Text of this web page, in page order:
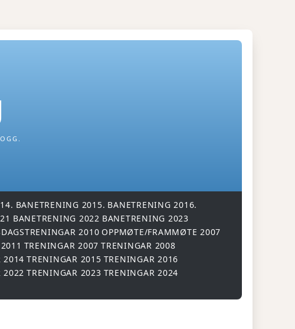
BANETRENING 2015. BANETRENING 2016.
BANETRENING 2022 BANETRENING 2023
2010 OPPMØTE/FRAMMØTE 2007
TRENINGAR 2007 TRENINGAR 2008
2014 TRENINGAR 2015 TRENINGAR 2016
2022 TRENINGAR 2023 TRENINGAR 2024